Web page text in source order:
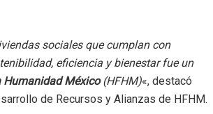
sociales que cumplan con
eficiencia y bienestar fue un
Humanidad México(HFHM)«, destacó
de Recursos y Alianzas de HFHM.